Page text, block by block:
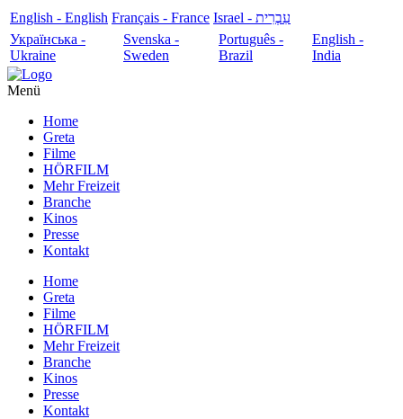
English - English Français - France
עִבְרִית - Israel
Українська -
Ukraine
Svenska -
Sweden
Português -
Brazil
English -
India
Menü
Home
Greta
Filme
HÖRFILM
Mehr Freizeit
Branche
Kinos
Presse
Kontakt
Home
Greta
Filme
HÖRFILM
Mehr Freizeit
Branche
Kinos
Presse
Kontakt